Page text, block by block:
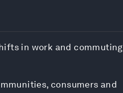
in work and commuting
consumers and